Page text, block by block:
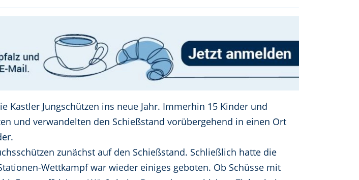
Kastler Jungschützen ins neue Jahr. Immerhin 15 Kinder und
und verwandelten den Schießstand vorübergehend in einen Ort
zunächst auf den Schießstand. Schließlich hatte die
Wettkampf war wieder einiges geboten. Ob Schüsse mit